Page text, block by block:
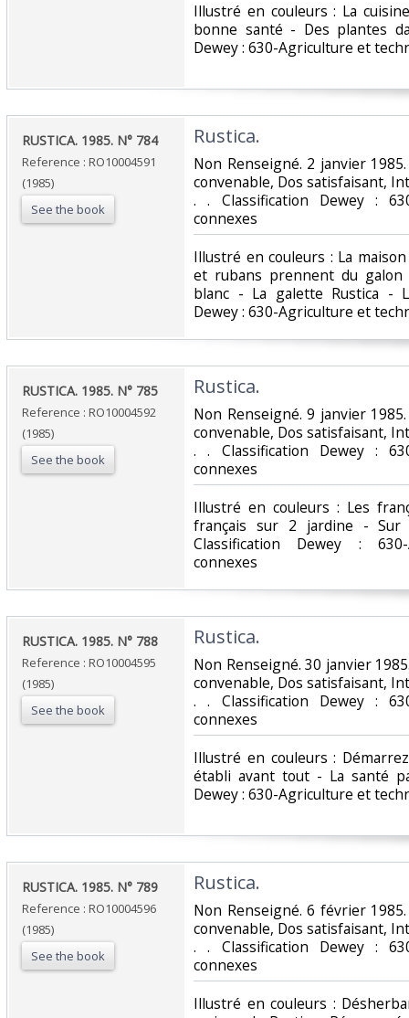
‎Illustré en couleurs : La
bonne santé - Des plantes
Dewey : 630-Agriculture et
‎RUSTICA. 1985. N° 784‎
Reference : RO10004591
(1985)
See the book
‎Rustica.‎
‎Non Renseigné. 2 janvier
convenable, Dos satisfaisant,
. . Classification Dewey :
connexes‎
‎Illustré en couleurs : La
et rubans prennent du galon
blanc - La galette Rustica -
Dewey : 630-Agriculture et
‎RUSTICA. 1985. N° 785‎
Reference : RO10004592
(1985)
See the book
‎Rustica.‎
‎Non Renseigné. 9 janvier
convenable, Dos satisfaisant,
. . Classification Dewey :
connexes‎
‎Illustré en couleurs : Les
français sur 2 jardine - Sur
Classification Dewey :
connexes‎
‎RUSTICA. 1985. N° 788‎
Reference : RO10004595
(1985)
See the book
‎Rustica.‎
‎Non Renseigné. 30 janvier
convenable, Dos satisfaisant,
. . Classification Dewey :
connexes‎
‎Illustré en couleurs :
établi avant tout - La santé
Dewey : 630-Agriculture et
‎RUSTICA. 1985. N° 789‎
Reference : RO10004596
(1985)
See the book
‎Rustica.‎
‎Non Renseigné. 6 février
convenable, Dos satisfaisant,
. . Classification Dewey :
connexes‎
‎Illustré en couleurs :